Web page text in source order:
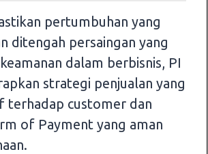
pertumbuhan yang
ditengah persaingan yang
dalam berbisnis, PI
strategi penjualan yang
terhadap customer dan
of Payment yang aman